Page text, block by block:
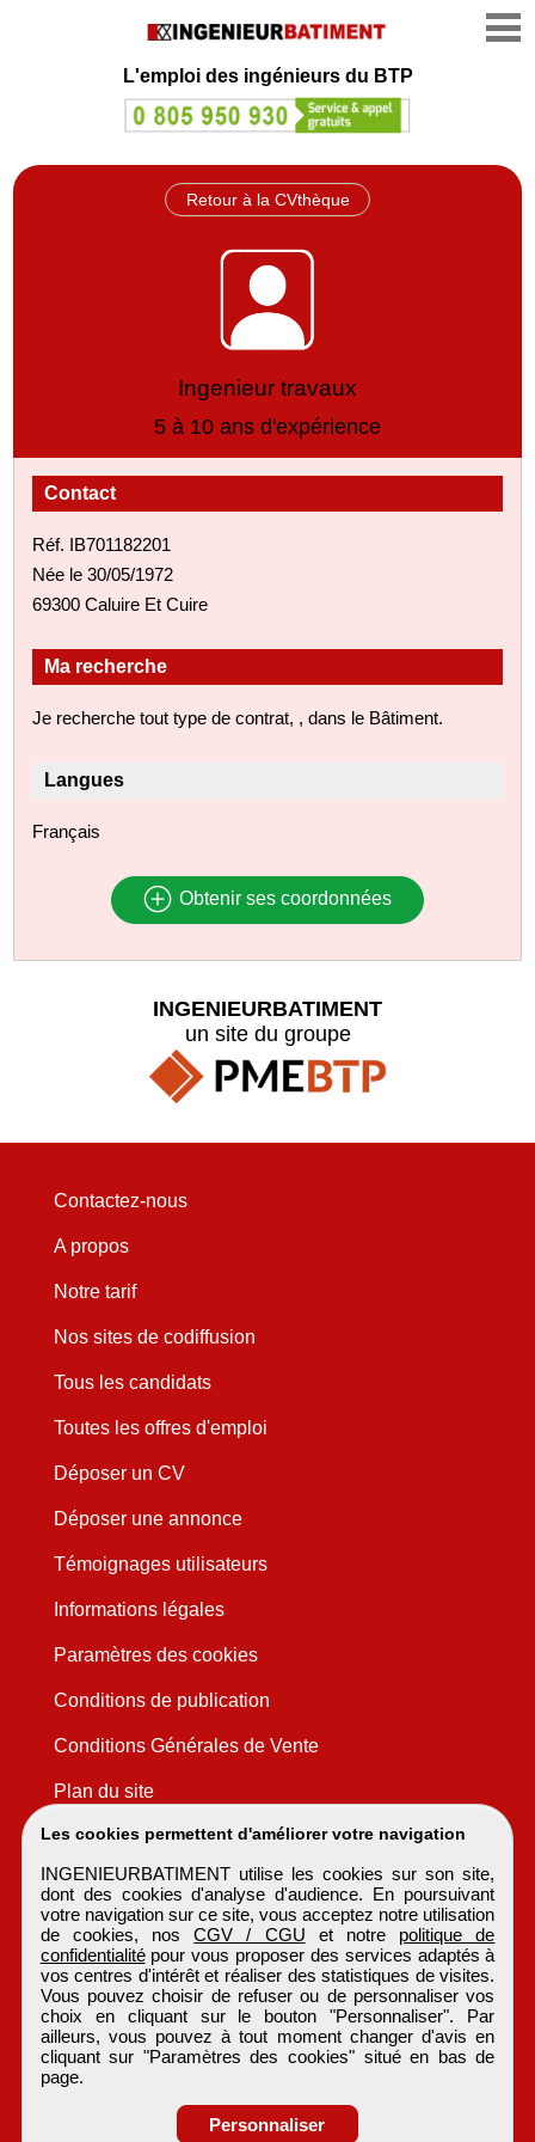
L'emploi des ingénieurs du BTP
Retour à la CVthèque
Ingenieur travaux
5 à 10 ans d'expérience
Contact
Réf. IB701182201
Née le 30/05/1972
69300 Caluire Et Cuire
Ma recherche
Je recherche tout type de contrat, , dans le Bâtiment.
Langues
Français
Obtenir ses coordonnées
Les cookies permettent d'améliorer votre navigation
INGENIEURBATIMENT utilise les cookies sur son site,
dont des cookies d'analyse d'audience. En poursuivant
votre navigation sur ce site, vous acceptez notre utilisation
de cookies, nosCGV / CGU et notre politique de
confidentialitépour vous proposer des services adaptés à
vos centres d'intérêt et réaliser des statistiques de visites.
Vous pouvez choisir de refuser ou de personnaliser vos
choix en cliquant sur le bouton "Personnaliser". Par
ailleurs, vous pouvez à tout moment changer d'avis en
cliquant sur "Paramètres des cookies" situé en bas de
page.
Personnaliser
INGENIEURBATIMENT
un site du groupe
Contactez-nous
A propos
Notre tarif
Nos sites de codiffusion
Tous les candidats
Toutes les offres d'emploi
Déposer un CV
Déposer une annonce
Témoignages utilisateurs
Informations légales
Paramètres des cookies
Conditions de publication
Conditions Générales de Vente
Plan du site